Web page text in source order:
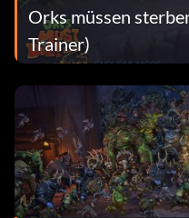
Orks müssen
Trainer)